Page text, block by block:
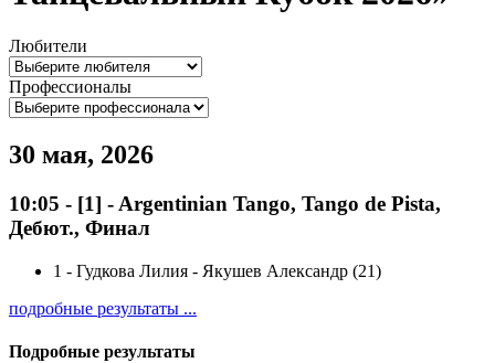
Любители
Профессионалы
30 мая, 2026
10:05 - [1] - Argentinian Tango, Tango de Pista,
Дебют., Финал
1 - Гудкова Лилия - Якушев Александр (21)
подробные результаты ...
Подробные результаты